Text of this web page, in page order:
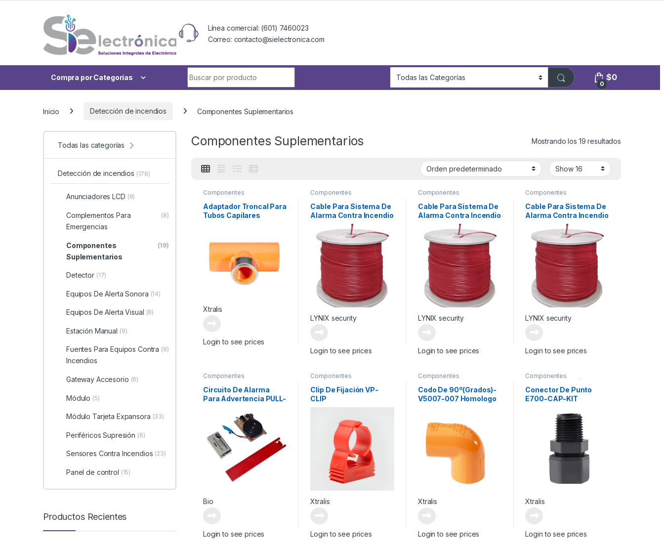
Línea comercial: (601) 7460023
Correo: contacto@sielectronica.com
Compra por Categorías
0
$0
Inicio Detección de incendios Componentes Suplementarios
Componentes Suplementarios Mostrando los 19 resultados
Componentes
Suplementarios
Adaptador Troncal Para
Tubos Capilares
Xtralis
Login to see prices
Componentes
Suplementarios
Cable Para Sistema De
Alarma Contra Incendio
LY-CI2X16U
LYNIX security
Login to see prices
Componentes
Suplementarios
Cable Para Sistema De
Alarma Contra Incendio
LY-CI2X18PU
LYNIX security
Login to see prices
Componentes
Suplementarios
Cable Para Sistema De
Alarma Contra Incendio
LY-CI2X18U
LYNIX security
Login to see prices
Componentes
Suplementarios
Circuito De Alarma
Para Advertencia PULL-
Bio
Login to see prices
Componentes
Suplementarios
Clip De Fijación VP-
CLIP
Xtralis
Login to see prices
Componentes
Suplementarios
Codo De 90º(Grados)-
V5007-007 Homologo
Xtralis
Login to see prices
Componentes
Suplementarios
Módulo
Tarjeta Expansora
Conector De Punto
E700-CAP-KIT
Xtralis
Login to see prices
Todas las categorías
Detección de incendios (176)
Anunciadores LCD (8)
Complementos Para
Emergencias
(8)
Componentes
Suplementarios
(19)
Detector (17)
Equipos De Alerta Sonora (14)
Equipos De Alerta Visual (8)
Estación Manual (9)
Fuentes Para Equipos Contra
Incendios
(8)
Gateway Accesorio (6)
Módulo (5)
Módulo Tarjeta Expansora (33)
Periféricos Supresión (6)
Sensores Contra Incendios (23)
Panel de control (15)
Productos Recientes